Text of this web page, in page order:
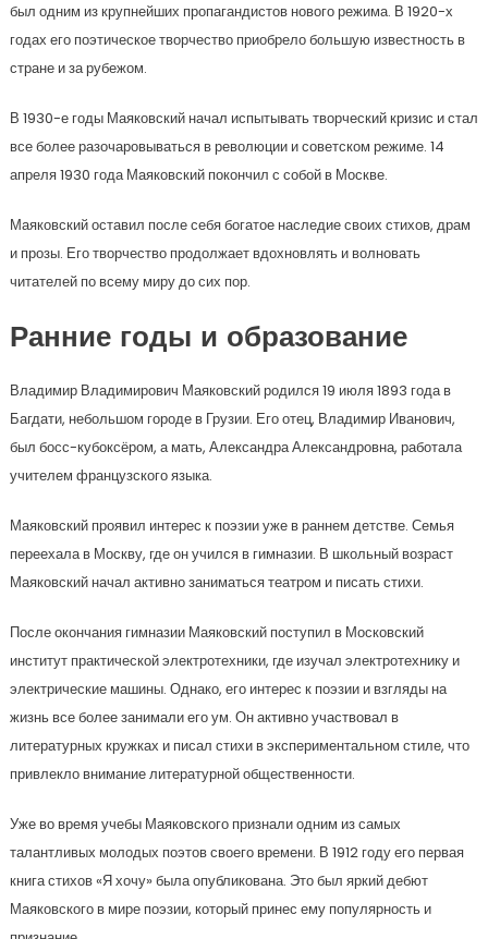
был одним из крупнейших пропагандистов нового режима. В 1920-х
годах его поэтическое творчество приобрело большую известность в
стране и за рубежом.
В 1930-е годы Маяковский начал испытывать творческий кризис и стал
все более разочаровываться в революции и советском режиме. 14
апреля 1930 года Маяковский покончил с собой в Москве.
Маяковский оставил после себя богатое наследие своих стихов, драм
и прозы. Его творчество продолжает вдохновлять и волновать
читателей по всему миру до сих пор.
Ранние годы и образование
Владимир Владимирович Маяковский родился 19 июля 1893 года в
Багдати, небольшом городе в Грузии. Его отец, Владимир Иванович,
был босс-кубоксёром, а мать, Александра Александровна, работала
учителем французского языка.
Маяковский проявил интерес к поэзии уже в раннем детстве. Семья
переехала в Москву, где он учился в гимназии. В школьный возраст
Маяковский начал активно заниматься театром и писать стихи.
После окончания гимназии Маяковский поступил в Московский
институт практической электротехники, где изучал электротехнику и
электрические машины. Однако, его интерес к поэзии и взгляды на
жизнь все более занимали его ум. Он активно участвовал в
литературных кружках и писал стихи в экспериментальном стиле, что
привлекло внимание литературной общественности.
Уже во время учебы Маяковского признали одним из самых
талантливых молодых поэтов своего времени. В 1912 году его первая
книга стихов «Я хочу» была опубликована. Это был яркий дебют
Маяковского в мире поэзии, который принес ему популярность и